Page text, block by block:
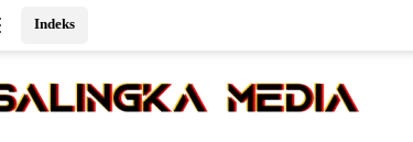
Indeks